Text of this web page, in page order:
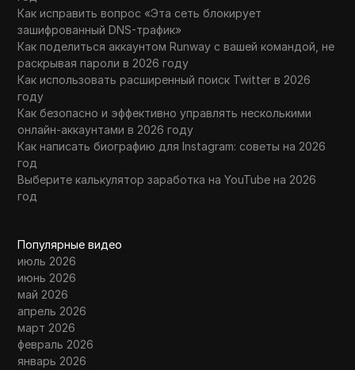
Как исправить вопрос «Эта сеть блокирует
зашифрованный DNS-трафик»
Как поделиться аккаунтом Runway с вашей командой, не
раскрывая пароли в 2026 году
Как использовать расширенный поиск Twitter в 2026
году
Как безопасно и эффективно управлять несколькими
онлайн-аккаунтами в 2026 году
Как написать биографию для Instagram: советы на 2026
год
Выберите калькулятор заработка на YouTube на 2026
год
Популярные видео
июль 2026
июнь 2026
май 2026
апрель 2026
март 2026
февраль 2026
январь 2026